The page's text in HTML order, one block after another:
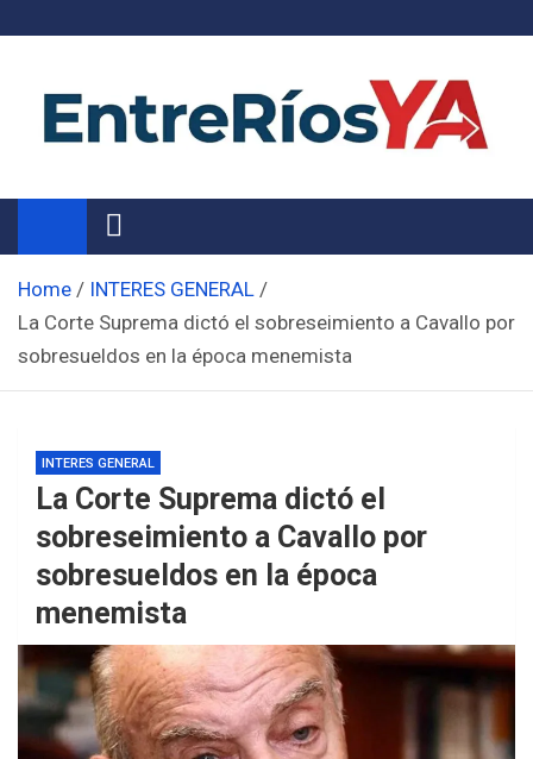
Noticias de Entre Ríos
Información de toda la provincia ahora
Home
INTERES GENERAL
La Corte Suprema dictó el sobreseimiento a Cavallo por
sobresueldos en la época menemista
INTERES GENERAL
La Corte Suprema dictó el
sobreseimiento a Cavallo por
sobresueldos en la época
menemista